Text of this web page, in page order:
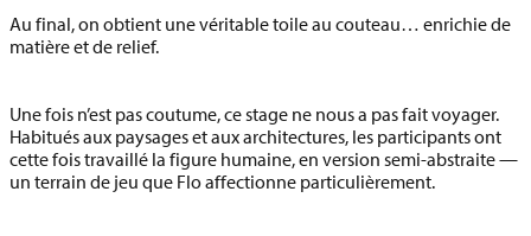
Au final, on obtient une véritable toile au couteau… enrichie de
matière et de relief.
Une fois n’est pas coutume, ce stage ne nous a pas fait voyager.
Habitués aux paysages et aux architectures, les participants ont
cette fois travaillé la figure humaine, en version semi-abstraite —
un terrain de jeu que Flo affectionne particulièrement.